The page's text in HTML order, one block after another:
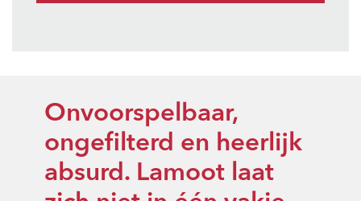
Onvoorspelbaar,
ongefilterd en heerlijk
absurd. Lamoot laat